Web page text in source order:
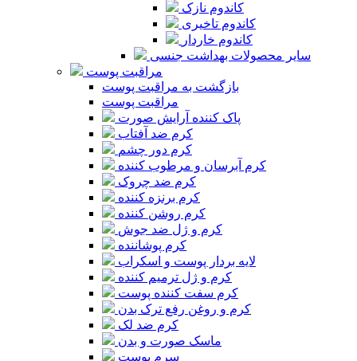
کاندوم نازک
کاندوم تاخیری
کاندوم خاردار
سایر محصولات بهداشت جنسی
مراقبت پوست
بازگشت به مراقبت پوست
مراقبت پوست
پاک کننده آرایش صورت
کرم ضد آفتاب
کرم دور چشم
کرم آبرسان و مرطوب کننده
کرم ضد چروک
کرم برنزه کننده
کرم روشن کننده
کرم و ژل ضد جوش
کرم پوشاننده
لایه بردار پوست و اسکراب
کرم و ژل ترمیم کننده
کرم سفت کننده پوست
کرم و روغن رفع ترک بدن
کرم ضد لک
ماسک صورت و بدن
سرم پوست